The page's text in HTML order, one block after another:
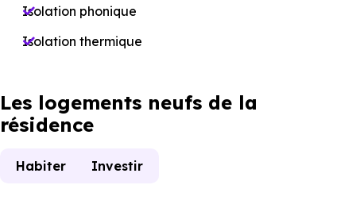
Isolation phonique
Isolation thermique
Les logements neufs de la
résidence
Habiter Investir